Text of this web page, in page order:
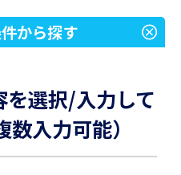
から探す
選択/入力して
入力可能）